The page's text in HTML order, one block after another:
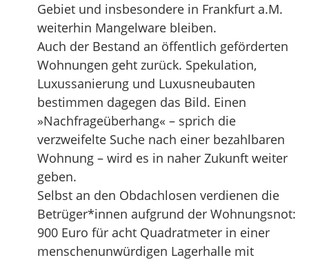
Gebiet und insbesondere in Frankfurt a.M.
weiterhin Mangelware bleiben.
Auch der Bestand an öffentlich geförderten
Wohnungen geht zurück. Spekulation,
Luxussanierung und Luxusneubauten
bestimmen dagegen das Bild. Einen
»Nachfrageüberhang« – sprich die
verzweifelte Suche nach einer bezahlbaren
Wohnung – wird es in naher Zukunft weiter
geben.
Selbst an den Obdachlosen verdienen die
Betrüger*innen aufgrund der Wohnungsnot:
900 Euro für acht Quadratmeter in einer
menschenunwürdigen Lagerhalle mit